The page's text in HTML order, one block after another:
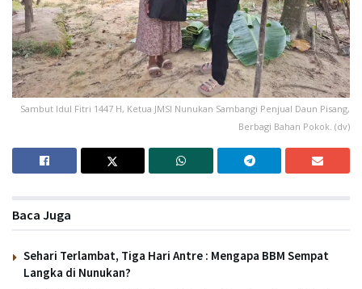
Sambut Idul Fitri 1447 H, Ketua JMSI Nunukan Sambangi Penjual Daun Pisang,
Berbagi Bahan Pokok. (dv)
Baca Juga
Sehari Terlambat, Tiga Hari Antre : Mengapa BBM Sempat
Langka di Nunukan?